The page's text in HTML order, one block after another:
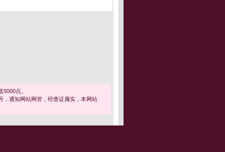
点。
，通知网站网管，经查证属实，本网站